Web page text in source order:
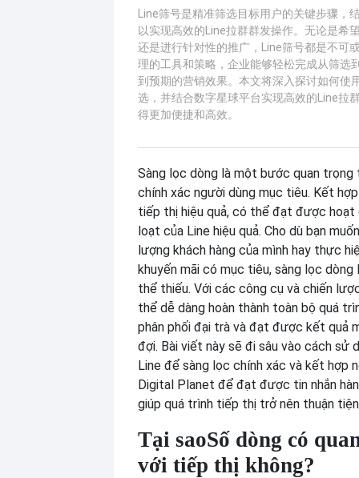
Line筛号是精准筛选目标用户的关键步骤，
以实现高效的Line拉群群发操作。无论是希
还是进行针对性的推广，Line筛号都是不可
理的工具和策略，企业能够轻松完成从筛选
到预期的营销效果。本文将深入探讨如何使
选，并结合数字星球平台实现高效的Line拉
得更加便捷和高效。
Sàng lọc dòng là một bước quan trọng
chính xác người dùng mục tiêu. Kết
tiếp thị hiệu quả, có thể đạt được hoạt
loạt của Line hiệu quả. Cho dù bạn
lượng khách hàng của mình hay thực
khuyến mãi có mục tiêu, sàng lọc dòng
thể thiếu. Với các công cụ và chiến
thể dễ dàng hoàn thành toàn bộ quá
phân phối đại trà và đạt được kết quả
đợi. Bài viết này sẽ đi sâu vào cách sử
Line để sàng lọc chính xác và kết hợp
Digital Planet để đạt được tin nhắn
giúp quá trình tiếp thị trở nên thuận tiện
Tại saoSố dòng có
với tiếp thị không?